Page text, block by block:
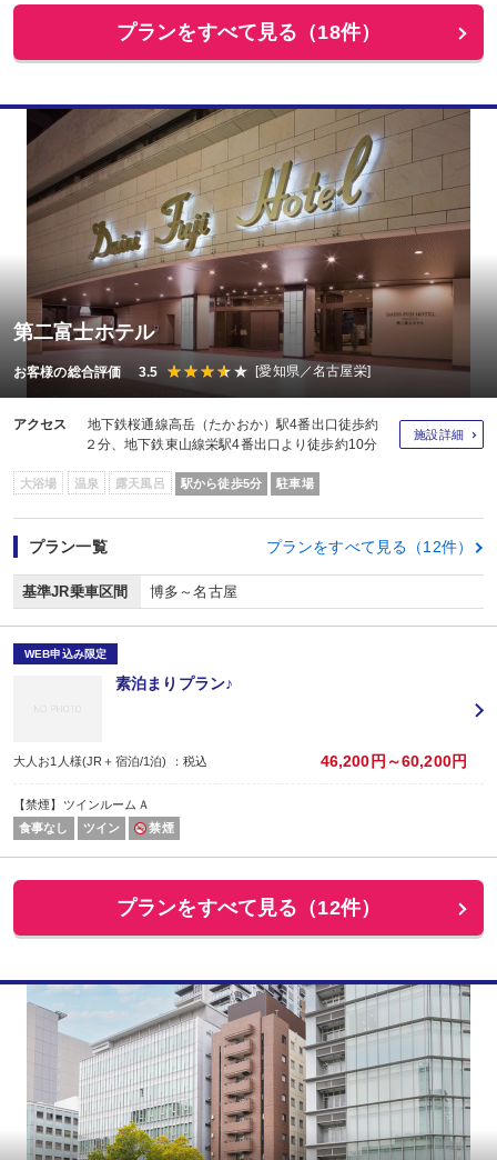
プランをすべて見る（18件）
第二富士ホテル
お客様の総合評価 3.5 [愛知県／名古屋栄]
アクセス
地下鉄桜通線高岳（たかおか）駅4番出口徒歩約
２分、地下鉄東山線栄駅4番出口より徒歩約10分
施設詳細
大浴場 温泉 露天風呂 駅から徒歩5分 駐車場
プラン一覧 プランをすべて見る（12件）
基準JR乗車区間 博多～名古屋
WEB申込み限定
素泊まりプラン♪
大人お1人様(JR＋宿泊/1泊) ：税込 46,200円～60,200円
【禁煙】ツインルームＡ
食事なし
ツイン 禁煙
プランをすべて見る（12件）